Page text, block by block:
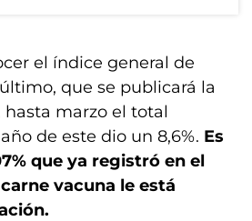
el índice general de
que se publicará la
marzo el total
de este dio un 8,6%. Es
que ya registró en el
vacuna le está